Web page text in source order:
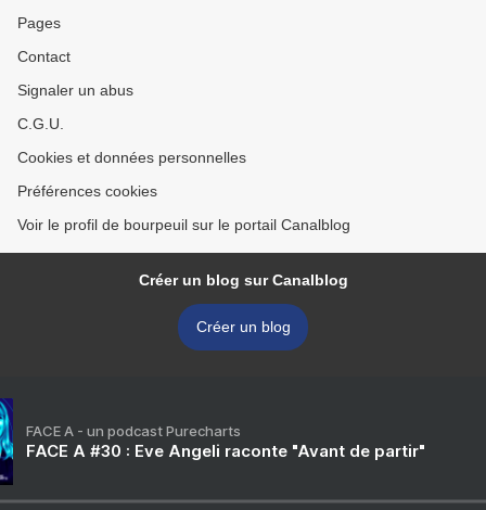
Pages
Contact
Signaler un abus
C.G.U.
Cookies et données personnelles
Préférences cookies
Voir le profil de bourpeuil sur le portail Canalblog
Créer un blog sur Canalblog
Créer un blog
FACE A - un podcast Purecharts
FACE A #30 : Eve Angeli raconte "Avant de partir"